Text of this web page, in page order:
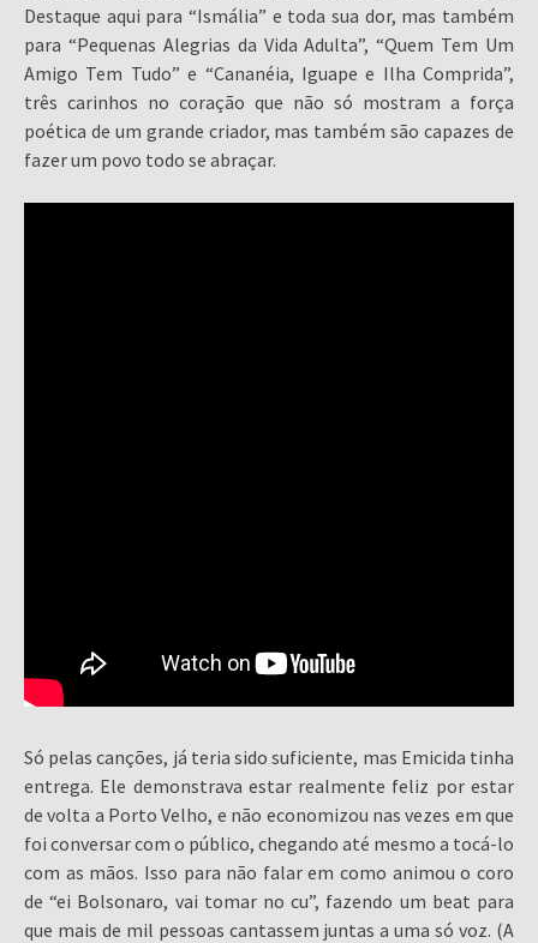
Destaque aqui para “Ismália” e toda sua dor, mas também
para “Pequenas Alegrias da Vida Adulta”, “Quem Tem Um
Amigo Tem Tudo” e “Cananéia, Iguape e Ilha Comprida”,
três carinhos no coração que não só mostram a força
poética de um grande criador, mas também são capazes de
fazer um povo todo se abraçar.
Só pelas canções, já teria sido suficiente, mas Emicida tinha
entrega. Ele demonstrava estar realmente feliz por estar
de volta a Porto Velho, e não economizou nas vezes em que
foi conversar com o público, chegando até mesmo a tocá-lo
com as mãos. Isso para não falar em como animou o coro
de “ei Bolsonaro, vai tomar no cu”, fazendo um beat para
que mais de mil pessoas cantassem juntas a uma só voz. (A